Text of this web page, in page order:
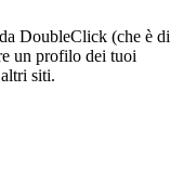
DoubleClick (che è di
un profilo dei tuoi
siti.